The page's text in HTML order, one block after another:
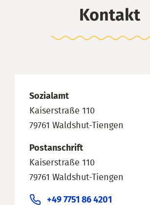
Kontakt
Sozialamt
Kaiserstraße 110
79761 Waldshut-Tiengen
Postanschrift
Kaiserstraße 110
79761 Waldshut-Tiengen
+49 7751 86 4201